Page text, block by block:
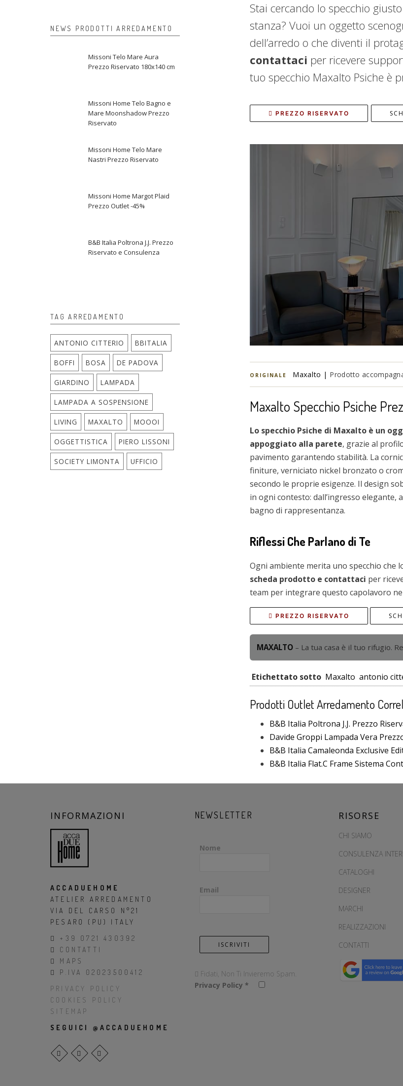
Stai cercando lo specchio
stanza? Vuoi un oggetto
dell’arredo o che diventi il
contattaci per ricevere
tuo specchio Maxalto Psiche è
PREZZO RISERVATO
ORIGINALE Maxalto | Prodotto
Maxalto Specchio Psiche
Lo specchio Psiche di Maxalto è un
appoggiato alla parete, grazie al
pavimento garantendo stabilità. La
finiture, verniciato nickel bronzato o
secondo le proprie esigenze. Il design
in ogni contesto: dall’ingresso
bagno di rappresentanza.
Riflessi Che Parlano di Te
Ogni ambiente merita uno specchio che
scheda prodotto e contattaci per
team per integrare questo capolavoro
PREZZO RISERVATO
MAXALTO – La tua casa è il tuo rifugio.
Etichettato sotto Maxalto antonio
Prodotti Outlet Arredamento
B&B Italia Poltrona J.J. Prezzo
Davide Groppi Lampada Vera
B&B Italia Camaleonda Exclusive
B&B Italia Flat.C Frame Sistema
NEWS PRODOTTI ARREDAMENTO
Missoni Telo Mare Aura
Prezzo Riservato 180x140 cm
Missoni Home Telo Bagno e
Mare Moonshadow Prezzo
Riservato
Missoni Home Telo Mare
Nastri Prezzo Riservato
Missoni Home Margot Plaid
Prezzo Outlet -45%
B&B Italia Poltrona J.J. Prezzo
Riservato e Consulenza
TAG ARREDAMENTO
ANTONIO CITTERIO BBITALIA
BOFFI BOSA DE PADOVA
GIARDINO LAMPADA
LAMPADA A SOSPENSIONE
LIVING MAXALTO MOOOI
OGGETTISTICA PIERO LISSONI
SOCIETY LIMONTA UFFICIO
INFORMAZIONI
ACCADUEHOME
ATELIER ARREDAMENTO
VIA DEL CARSO N°21
PESARO (PU) ITALY
+39 0721 430392
CONTATTI
MAPS
P.IVA 02023500412
PRIVACY POLICY
COOKIES POLICY
SITEMAP
SEGUICI @ACCADUEHOME
NEWSLETTER
Nome
Email
Fidati, Non Ti Invieremo Spam.
Privacy Policy *
RISORSE
CHI SIAMO
CONSULENZA
CATALOGHI
DESIGNER
MARCHI
REALIZZAZIONI
CONTATTI